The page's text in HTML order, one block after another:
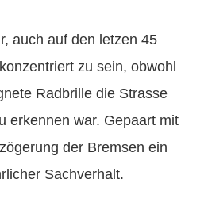
auch auf den letzen 45
zu sein, obwohl
Radbrille die Strasse
erkennen war. Gepaart mit
der Bremsen ein
Sachverhalt.